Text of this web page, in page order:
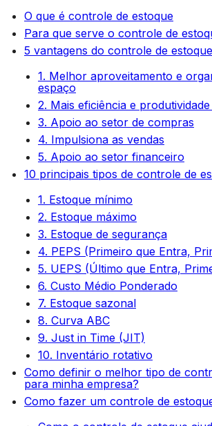
O que é controle de estoque
Para que serve o controle de
5 vantagens do controle de estoque
1. Melhor aproveitamento e
espaço
2. Mais eficiência e
3. Apoio ao setor de compras
4. Impulsiona as vendas
5. Apoio ao setor financeiro
10 principais tipos de controle de
1. Estoque mínimo
2. Estoque máximo
3. Estoque de segurança
4. PEPS (Primeiro que Entra,
5. UEPS (Último que Entra,
6. Custo Médio Ponderado
7. Estoque sazonal
8. Curva ABC
9. Just in Time (JIT)
10. Inventário rotativo
Como definir o melhor tipo de
para minha empresa?
Como fazer um controle de